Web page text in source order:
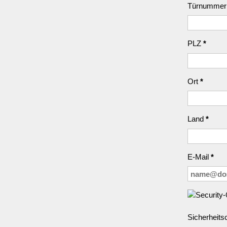
Türnummer
PLZ *
Ort *
Land *
E-Mail *